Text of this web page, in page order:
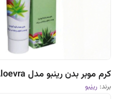
کرم موبر بدن رینبو مدل Aloevra حجم 100
برند: رینبو